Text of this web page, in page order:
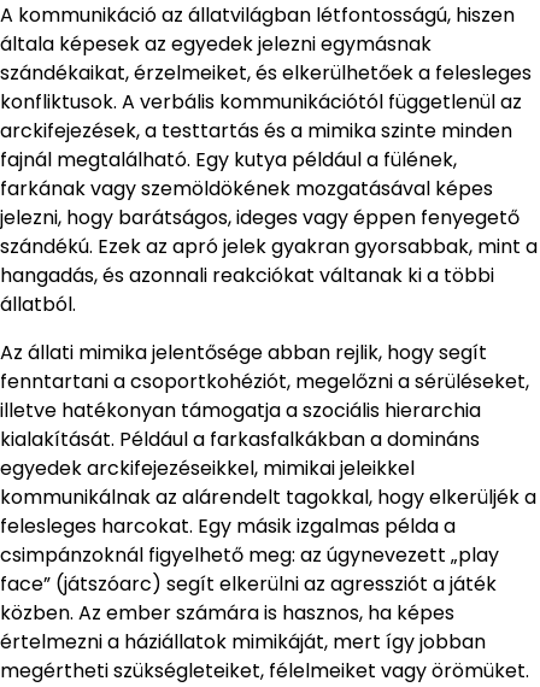
A kommunikáció az állatvilágban létfontosságú, hiszen
általa képesek az egyedek jelezni egymásnak
szándékaikat, érzelmeiket, és elkerülhetőek a felesleges
konfliktusok. A verbális kommunikációtól függetlenül az
arckifejezések, a testtartás és a mimika szinte minden
fajnál megtalálható. Egy kutya például a fülének,
farkának vagy szemöldökének mozgatásával képes
jelezni, hogy barátságos, ideges vagy éppen fenyegető
szándékú. Ezek az apró jelek gyakran gyorsabbak, mint a
hangadás, és azonnali reakciókat váltanak ki a többi
állatból.
Az állati mimika jelentősége abban rejlik, hogy segít
fenntartani a csoportkohéziót, megelőzni a sérüléseket,
illetve hatékonyan támogatja a szociális hierarchia
kialakítását. Például a farkasfalkákban a domináns
egyedek arckifejezéseikkel, mimikai jeleikkel
kommunikálnak az alárendelt tagokkal, hogy elkerüljék a
felesleges harcokat. Egy másik izgalmas példa a
csimpánzoknál figyelhető meg: az úgynevezett „play
face” (játszóarc) segít elkerülni az agressziót a játék
közben. Az ember számára is hasznos, ha képes
értelmezni a háziállatok mimikáját, mert így jobban
megértheti szükségleteiket, félelmeiket vagy örömüket.